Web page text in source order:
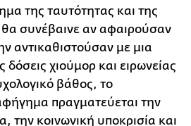
της ταυτότητας και της
θα συνέβαινε αν αφαιρούσαν
αντικαθιστούσαν με μια
χιούμορ και ειρωνείας
βάθος, το
πραγματεύεται την
την κοινωνική υποκρισία και